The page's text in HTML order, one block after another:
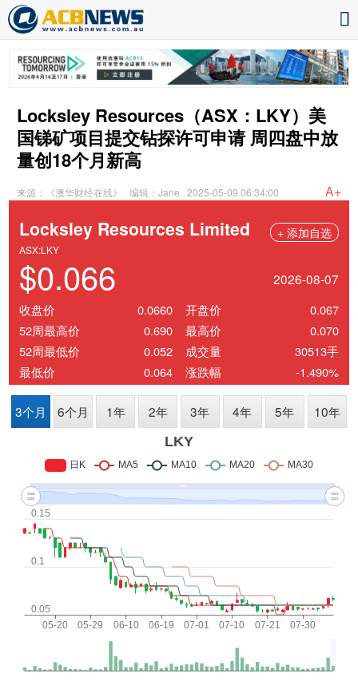
Locksley Resources（ASX：LKY）美
国锑矿项目提交钻探许可申请 周四盘中放
量创18个月新高
来源：《澳华财经在线》 编辑：Jane 2025-05-09 06:34:00 A+